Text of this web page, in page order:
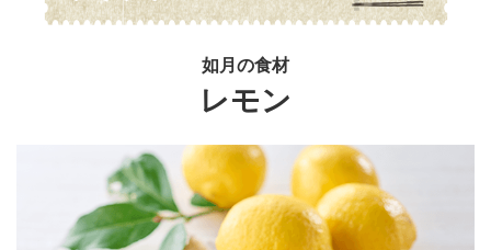
如月の食材
レモン